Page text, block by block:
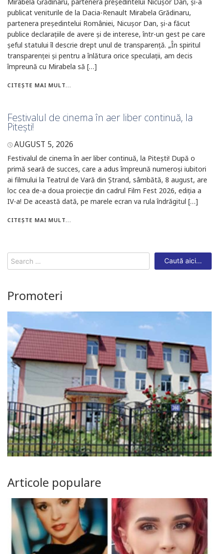
publicat veniturile de la Dacia-Renault Mirabela Grădinaru,
partenera președintelui României, Nicușor Dan, și-a făcut
publice declarațiile de avere și de interese, într-un gest pe care
șeful statului îl descrie drept unul de transparență. „În spiritul
transparenței și pentru a înlătura orice speculații, am decis
împreună cu Mirabela să […]
CITEȘTE MAI MULT...
Festivalul de cinema în aer liber continuă, la
Pitești!
AUGUST 5, 2026
Festivalul de cinema în aer liber continuă, la Pitești! După o
primă seară de succes, care a adus împreună numeroși iubitori
ai filmului la Teatrul de Vară din Ștrand, sâmbătă, 8 august, are
loc cea de-a doua proiecție din cadrul Film Fest 2026, ediția a
IV-a! De această dată, pe marele ecran va rula îndrăgitul […]
CITEȘTE MAI MULT...
Search
for:
Promoteri
Articole populare